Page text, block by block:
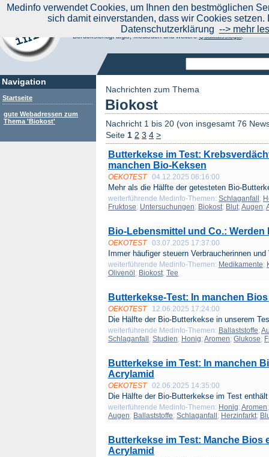
Navigation
Startseite
gute Webadressen zum
Thema 'Biokost'
Aktuelle Nachrichten|
Suchen Sie noch oder Finden Sie schon?
Medinfo.de - Meta-Portal für Gesundheitsthemen
Berücksichtigt afgis, Medisuch und weitereQualitätssiegel.
Nachrichten zum Thema
Biokost
Nachricht 1 bis 20 (von insgesamt 76
Seite 1 2 3 4 >
Butterkekse im Test:
manchen Bio-Keksen
OEKOTEST 04.12.2025 06:16:00
Mehr als die Hälfte der getesteten Bio-
weiterführende Medinfo-Themen: Schlaganfall ;
Fruktose; Untersuchungen; Biokost; Blut; Augen;
Bio-Lebensmittel und Co.:
OEKOTEST 03.07.2025 17:37:00
Immer häufiger steuern Verbraucherinnen und
weiterführende Medinfo-Themen: Medikamente;
Olivenöl ; Biokost; Tee
Butterkekse-Test: In manchen
OEKOTEST 12.06.2025 17:24:00
Die Hälfte der Bio-Butterkekse in unserem
weiterführende Medinfo-Themen: Ballaststoffe;
Schlaganfall ; Studien; Honig; Aromen; Glukose;
Butterkekse im Test: In manchen
Acrylamid
OEKOTEST 02.06.2025 14:35:00
Die Hälfte der Bio-Butterkekse im Test
weiterführende Medinfo-Themen: Honig; Aromen
Augen; Ballaststoffe; Schlaganfall ; Herzinfarkt;
Butterkekse im Test: Manche
Acrylamid
Medinfo verwendet Cookies, um Ihnen den bestmöglichen
sich damit einverstanden, dass wir Cookies
Datenschutzerklärung --> mehr